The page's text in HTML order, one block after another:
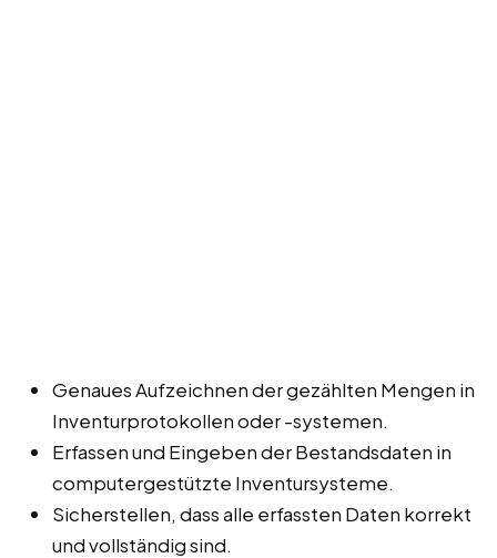
Genaues Aufzeichnen der gezählten Mengen in
Inventurprotokollen oder -systemen.
Erfassen und Eingeben der Bestandsdaten in
computergestützte Inventursysteme.
Sicherstellen, dass alle erfassten Daten korrekt
und vollständig sind.